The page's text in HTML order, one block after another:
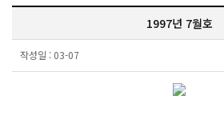
1997년 7월호
작성일 : 03-07